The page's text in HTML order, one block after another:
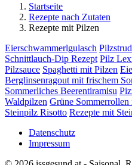
Startseite
Rezepte nach Zutaten
Rezepte mit Pilzen
Eierschwammerlgulasch
Schnittlauch-Dip Rezept Pilz
Pilzsauce Spaghetti mit Pilzen
Berglinsenragout mit frischem
Sommerliches Beerentiramisu
Waldpilzen Grüne
Steinpilz Risotto Rezepte mit
Datenschutz
Impressum